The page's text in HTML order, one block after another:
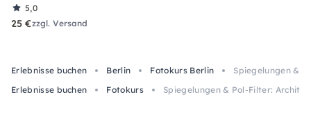
5,0
25 €zzgl. Versand
Erlebnisse buchen Berlin Fotokurs Berlin
Spiegelungen &
Erlebnisse buchen
Fotokurs Spiegelungen & Pol-Filter: